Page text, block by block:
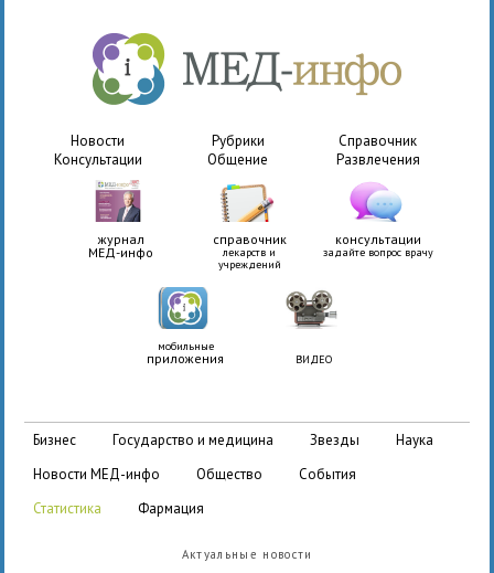
Новости Рубрики
Справочник
Консультации
Общение Развлечения
журнал
МЕД-инфо
справочник
лекарств и
учреждений
консультации
задайте вопрос врачу
мобильные
приложения ВИДЕО
бизнес государство и медицина звезды
наука
новости МЕД-инфо
общество
события
статистика
фармация
Актуальные новости